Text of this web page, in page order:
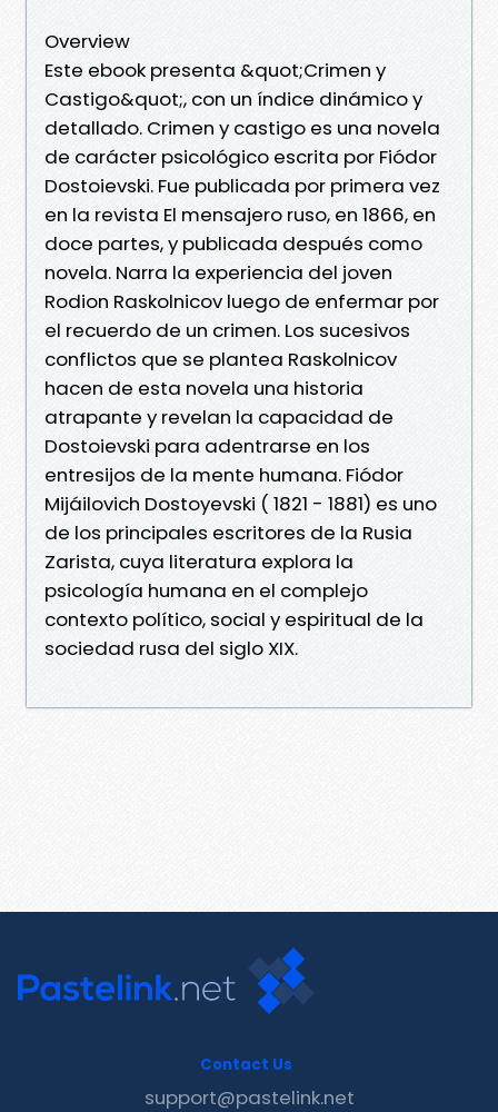
Overview
Este ebook presenta &quot;Crimen y
Castigo&quot;, con un índice dinámico y
detallado. Crimen y castigo es una novela
de carácter psicológico escrita por Fiódor
Dostoievski. Fue publicada por primera vez
en la revista El mensajero ruso, en 1866, en
doce partes, y publicada después como
novela. Narra la experiencia del joven
Rodion Raskolnicov luego de enfermar por
el recuerdo de un crimen. Los sucesivos
conflictos que se plantea Raskolnicov
hacen de esta novela una historia
atrapante y revelan la capacidad de
Dostoievski para adentrarse en los
entresijos de la mente humana. Fiódor
Mijáilovich Dostoyevski ( 1821 - 1881) es uno
de los principales escritores de la Rusia
Zarista, cuya literatura explora la
psicología humana en el complejo
contexto político, social y espiritual de la
sociedad rusa del siglo XIX.
Contact Us
support@pastelink.net